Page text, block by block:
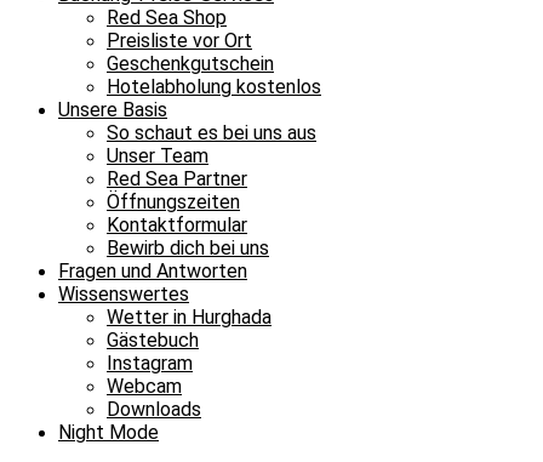
Red Sea Shop
Preisliste vor Ort
Geschenkgutschein
Hotelabholung kostenlos
Unsere Basis
So schaut es bei uns aus
Unser Team
Red Sea Partner
Öffnungszeiten
Kontaktformular
Bewirb dich bei uns
Fragen und Antworten
Wissenswertes
Wetter in Hurghada
Gästebuch
Instagram
Webcam
Downloads
Night Mode